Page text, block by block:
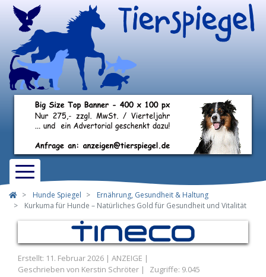
Hunde Spiegel
Ernährung, Gesundheit & Haltung
Kurkuma für Hunde – Natürliches Gold für Gesundheit und Vitalität
Erstellt: 11. Februar 2026
Geschrieben von Kerstin Schröter Zugriffe: 9.045